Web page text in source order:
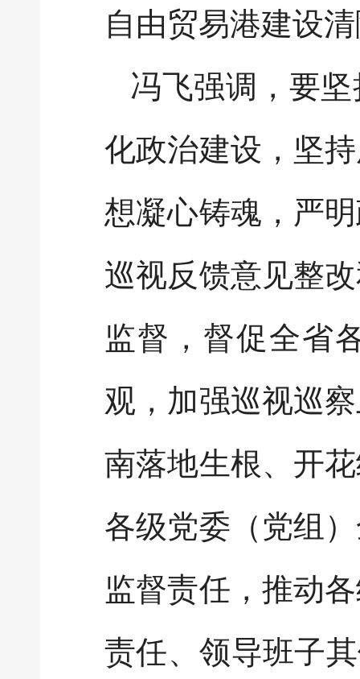
自由贸易港建设
冯飞强调，要
化政治建设，坚
想凝心铸魂，严
巡视反馈意见整
监督，督促全省
观，加强巡视巡
南落地生根、开
各级党委（党组
监督责任，推动
责任、领导班子